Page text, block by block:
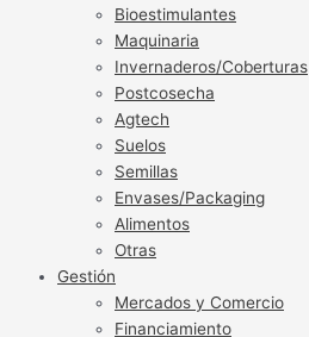
Bioestimulantes
Maquinaria
Invernaderos/Coberturas
Postcosecha
Agtech
Suelos
Semillas
Envases/Packaging
Alimentos
Otras
Gestión
Mercados y Comercio
Financiamiento